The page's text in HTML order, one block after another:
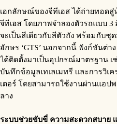
เอกลักษณ์ของจีทีเอส ได้ถ่ายทอด
จีทีเอส โดยภาพจำลองตัวรถแบบ
จะเป็นสีเดียวกับสีตัวถัง พร้อมกับชุ
อักษร ‘GTS’ นอกจากนี้ ฟังก์ชันต่าง
ได้ติดตั้งมาเป็นอุปกรณ์มาตรฐาน เ
บันทึกข้อมูลเทเลเมทรี และการวิเค
เตอร์ โดยสามารถใช้งานผ่านแอ
ลาง
ระบบช่วยขับขี่ ความสะดวกสบาย